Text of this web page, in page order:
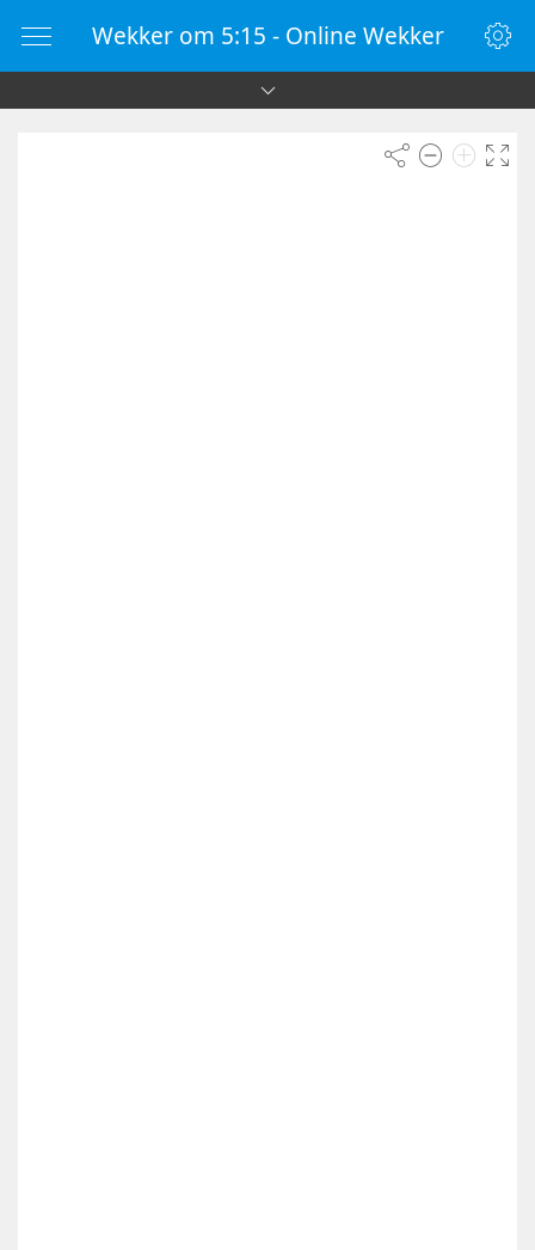
Wekker om 5:15 - Online Wekker